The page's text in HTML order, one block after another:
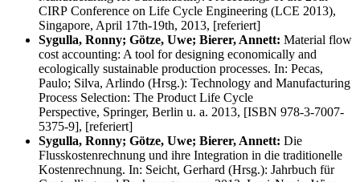
CIRP Conference on Life Cycle Engineering (LCE 2013),
Singapore, April 17th-19th, 2013, [referiert]
Sygulla, Ronny; Götze, Uwe; Bierer, Annett: Material flow
cost accounting: A tool for designing economically and
ecologically sustainable production processes. In: Pecas,
Paulo; Silva, Arlindo (Hrsg.): Technology and Manufacturing
Process Selection: The Product Life Cycle
Perspective, Springer, Berlin u. a. 2013, [ISBN 978-3-7007-
5375-9], [referiert]
Sygulla, Ronny; Götze, Uwe; Bierer, Annett: Die
Flusskostenrechnung und ihre Integration in die traditionelle
Kostenrechnung. In: Seicht, Gerhard (Hrsg.): Jahrbuch für